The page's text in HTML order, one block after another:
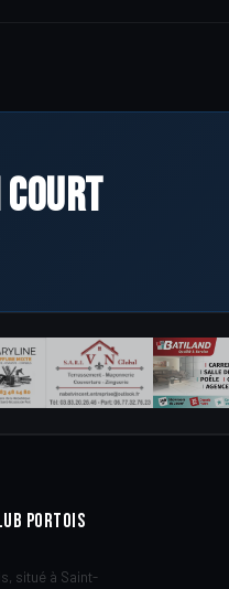
court
Portois
situé à Saint-